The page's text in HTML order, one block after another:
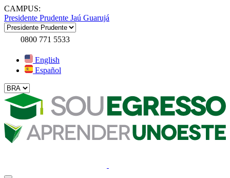
CAMPUS:
Presidente Prudente Jaú Guarujá
0800 771 5533
English
Español